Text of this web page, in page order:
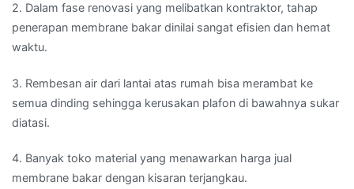
2. Dalam fase renovasi yang melibatkan kontraktor, tahap
penerapan membrane bakar dinilai sangat efisien dan hemat
waktu.
3. Rembesan air dari lantai atas rumah bisa merambat ke
semua dinding sehingga kerusakan plafon di bawahnya sukar
diatasi.
4. Banyak toko material yang menawarkan harga jual
membrane bakar dengan kisaran terjangkau.